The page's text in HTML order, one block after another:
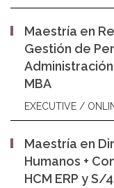
Maestría en
Gestión de
MBA
EXECUTIVE /
Maestría en
Humanos +
HCM ERP y S/